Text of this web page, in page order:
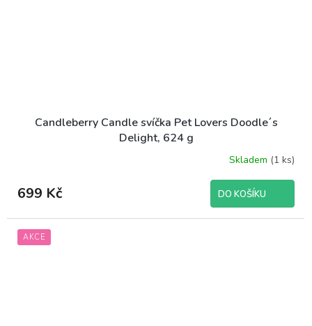
Candleberry Candle svíčka Pet Lovers Doodle´s
Delight, 624 g
Skladem (1 ks)
699 Kč DO KOŠÍKU
AKCE